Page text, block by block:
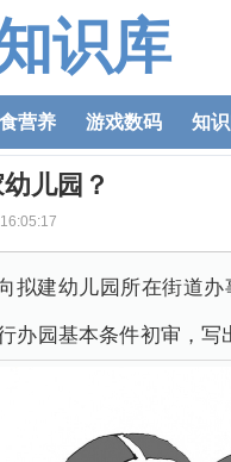
识库
营养 游戏数码 知
儿园？
拟建幼儿园所在街道
办园基本条件初审，写